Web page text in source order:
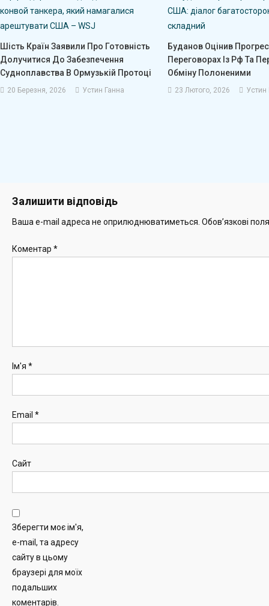
Шість Країн Заявили Про Готовність
Долучитися До Забезпечення
Судноплавства В Ормузькій Протоці
20 Березня, 2026 Устин Ганна
Буданов Оцінив
Переговорах Із Рф Та
Обміну Полоненими
23 Лютого, 2026 Устин
Залишити відповідь
Ваша e-mail адреса не оприлюднюватиметься. Обов’язкові
Коментар *
Ім'я *
Email *
Сайт
Зберегти моє ім'я,
e-mail, та адресу
сайту в цьому
браузері для моїх
подальших
коментарів.